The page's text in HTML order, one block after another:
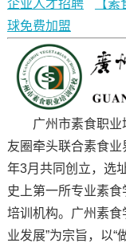
企业人才招聘
【
球免费加盟
广州市素食职
友圈牵头联合素食
年3月共同创立，选
史上第一所专业素
培训机构。广州素食
业发展”为宗旨，以“